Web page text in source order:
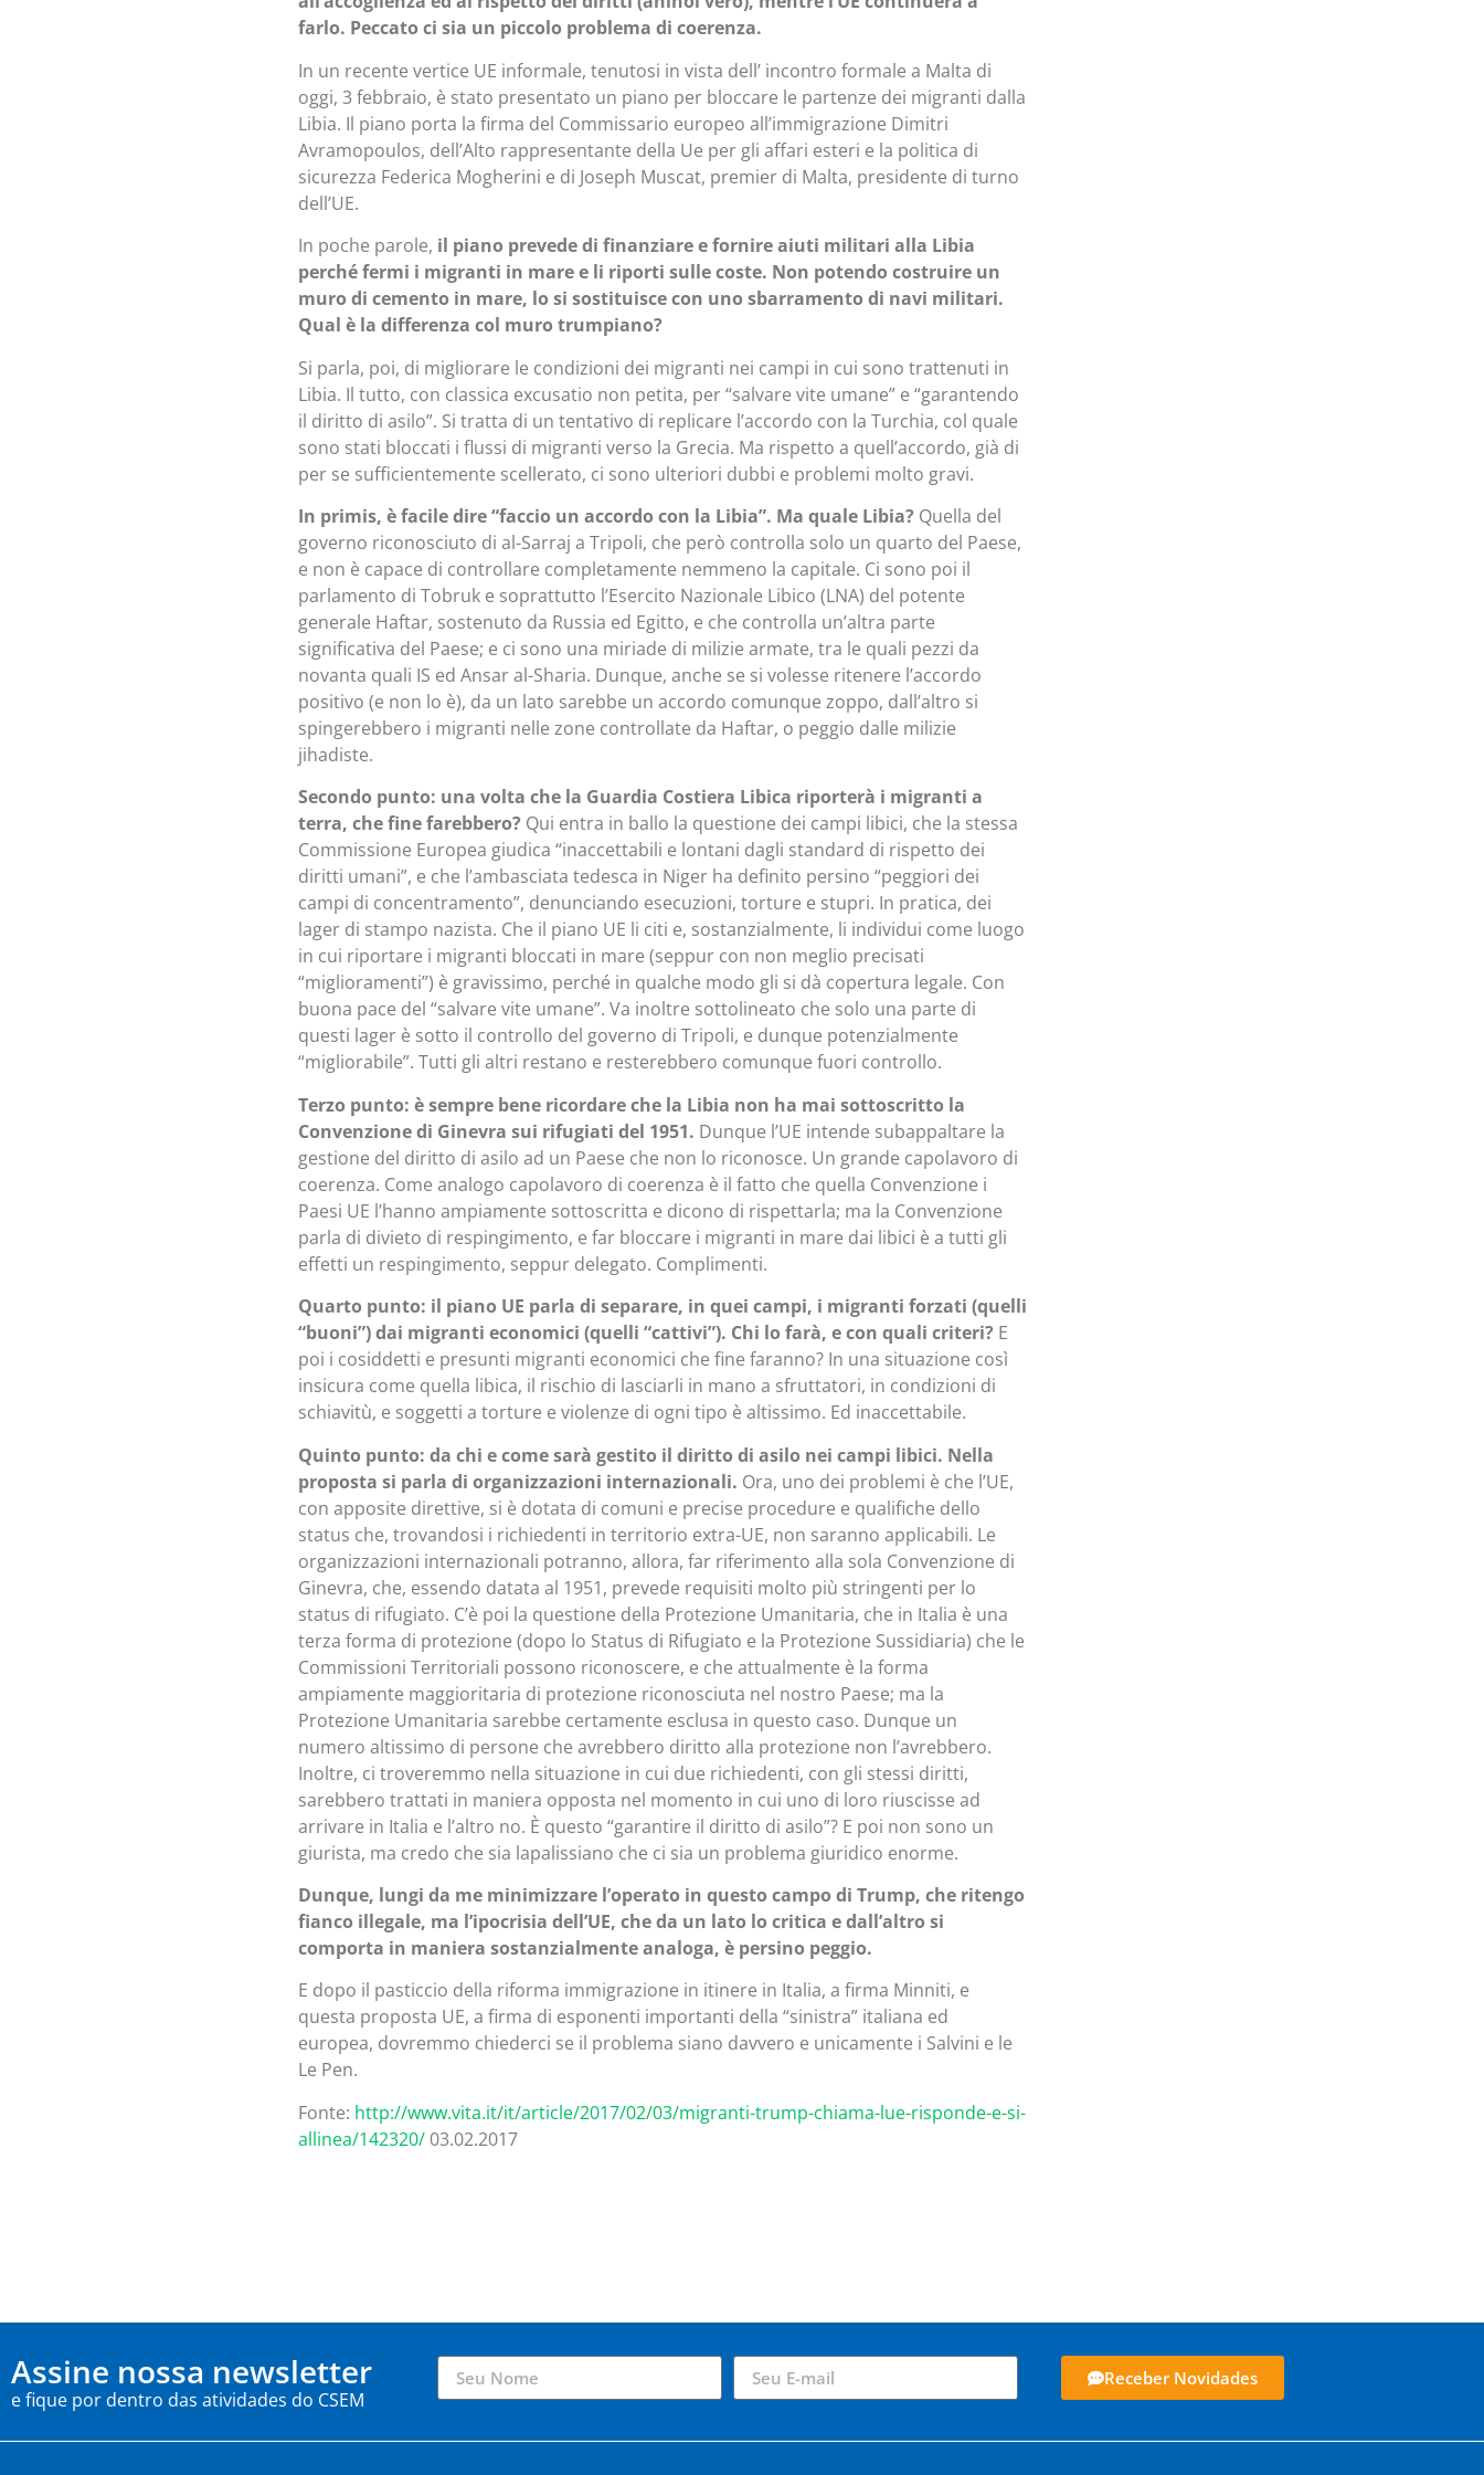
farlo. Peccato ci sia un piccolo problema di coerenza.
In un recente vertice UE informale, tenutosi in vista dell’ incontro formale a Malta di
oggi, 3 febbraio, è stato presentato un piano per bloccare le partenze dei migranti dalla
Libia. Il piano porta la firma del Commissario europeo all’immigrazione Dimitri
Avramopoulos, dell’Alto rappresentante della Ue per gli affari esteri e la politica di
sicurezza Federica Mogherini e di Joseph Muscat, premier di Malta, presidente di turno
dell’UE.
In poche parole, il piano prevede di finanziare e fornire aiuti militari alla Libia
perché fermi i migranti in mare e li riporti sulle coste. Non potendo costruire un
muro di cemento in mare, lo si sostituisce con uno sbarramento di navi militari.
Qual è la differenza col muro trumpiano?
Si parla, poi, di migliorare le condizioni dei migranti nei campi in cui sono trattenuti in
Libia. Il tutto, con classica excusatio non petita, per “salvare vite umane” e “garantendo
il diritto di asilo”. Si tratta di un tentativo di replicare l’accordo con la Turchia, col quale
sono stati bloccati i flussi di migranti verso la Grecia. Ma rispetto a quell’accordo, già di
per se sufficientemente scellerato, ci sono ulteriori dubbi e problemi molto gravi.
In primis, è facile dire “faccio un accordo con la Libia”. Ma quale Libia? Quella del
governo riconosciuto di al-Sarraj a Tripoli, che però controlla solo un quarto del Paese,
e non è capace di controllare completamente nemmeno la capitale. Ci sono poi il
parlamento di Tobruk e soprattutto l’Esercito Nazionale Libico (LNA) del potente
generale Haftar, sostenuto da Russia ed Egitto, e che controlla un’altra parte
significativa del Paese; e ci sono una miriade di milizie armate, tra le quali pezzi da
novanta quali IS ed Ansar al-Sharia. Dunque, anche se si volesse ritenere l’accordo
positivo (e non lo è), da un lato sarebbe un accordo comunque zoppo, dall’altro si
spingerebbero i migranti nelle zone controllate da Haftar, o peggio dalle milizie
jihadiste.
Secondo punto: una volta che la Guardia Costiera Libica riporterà i migranti a
terra, che fine farebbero? Qui entra in ballo la questione dei campi libici, che la stessa
Commissione Europea giudica “inaccettabili e lontani dagli standard di rispetto dei
diritti umani”, e che l’ambasciata tedesca in Niger ha definito persino “peggiori dei
campi di concentramento”, denunciando esecuzioni, torture e stupri. In pratica, dei
lager di stampo nazista. Che il piano UE li citi e, sostanzialmente, li individui come luogo
in cui riportare i migranti bloccati in mare (seppur con non meglio precisati
“miglioramenti”) è gravissimo, perché in qualche modo gli si dà copertura legale. Con
buona pace del “salvare vite umane”. Va inoltre sottolineato che solo una parte di
questi lager è sotto il controllo del governo di Tripoli, e dunque potenzialmente
“migliorabile”. Tutti gli altri restano e resterebbero comunque fuori controllo.
Terzo punto: è sempre bene ricordare che la Libia non ha mai sottoscritto la
Convenzione di Ginevra sui rifugiati del 1951. Dunque l’UE intende subappaltare la
gestione del diritto di asilo ad un Paese che non lo riconosce. Un grande capolavoro di
coerenza. Come analogo capolavoro di coerenza è il fatto che quella Convenzione i
Paesi UE l’hanno ampiamente sottoscritta e dicono di rispettarla; ma la Convenzione
parla di divieto di respingimento, e far bloccare i migranti in mare dai libici è a tutti gli
effetti un respingimento, seppur delegato. Complimenti.
Quarto punto: il piano UE parla di separare, in quei campi, i migranti forzati (quelli
“buoni”) dai migranti economici (quelli “cattivi”). Chi lo farà, e con quali criteri? E
poi i cosiddetti e presunti migranti economici che fine faranno? In una situazione così
insicura come quella libica, il rischio di lasciarli in mano a sfruttatori, in condizioni di
schiavitù, e soggetti a torture e violenze di ogni tipo è altissimo. Ed inaccettabile.
Quinto punto: da chi e come sarà gestito il diritto di asilo nei campi libici. Nella
proposta si parla di organizzazioni internazionali. Ora, uno dei problemi è che l’UE,
con apposite direttive, si è dotata di comuni e precise procedure e qualifiche dello
status che, trovandosi i richiedenti in territorio extra-UE, non saranno applicabili. Le
organizzazioni internazionali potranno, allora, far riferimento alla sola Convenzione di
Ginevra, che, essendo datata al 1951, prevede requisiti molto più stringenti per lo
status di rifugiato. C’è poi la questione della Protezione Umanitaria, che in Italia è una
terza forma di protezione (dopo lo Status di Rifugiato e la Protezione Sussidiaria) che le
Commissioni Territoriali possono riconoscere, e che attualmente è la forma
ampiamente maggioritaria di protezione riconosciuta nel nostro Paese; ma la
Protezione Umanitaria sarebbe certamente esclusa in questo caso. Dunque un
numero altissimo di persone che avrebbero diritto alla protezione non l’avrebbero.
Inoltre, ci troveremmo nella situazione in cui due richiedenti, con gli stessi diritti,
sarebbero trattati in maniera opposta nel momento in cui uno di loro riuscisse ad
arrivare in Italia e l’altro no. È questo “garantire il diritto di asilo”? E poi non sono un
giurista, ma credo che sia lapalissiano che ci sia un problema giuridico enorme.
Dunque, lungi da me minimizzare l’operato in questo campo di Trump, che ritengo
fianco illegale, ma l’ipocrisia dell’UE, che da un lato lo critica e dall’altro si
comporta in maniera sostanzialmente analoga, è persino peggio.
E dopo il pasticcio della riforma immigrazione in itinere in Italia, a firma Minniti, e
questa proposta UE, a firma di esponenti importanti della “sinistra” italiana ed
europea, dovremmo chiederci se il problema siano davvero e unicamente i Salvini e le
Le Pen.
Fonte: http://www.vita.it/it/article/2017/02/03/migranti-trump-chiama-lue-risponde-e-si-
allinea/142320/ 03.02.2017
Assine nossa newsletter
e fique por dentro das atividades do CSEM
Receber Novidades